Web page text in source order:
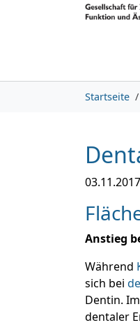
Skip to main content
Skip to page footer
Startseite
03.11.2017
Anstieg
Während
sich bei
Dentin.
dentaler